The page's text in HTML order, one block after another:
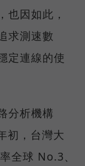
也因如此，
求測速數
定連線的使
分析機構
初，台灣大
全球 No.3、